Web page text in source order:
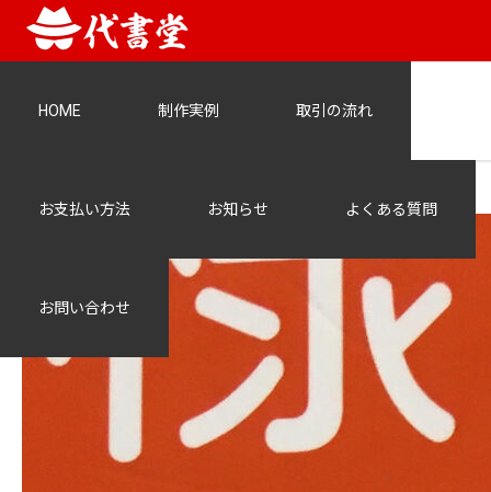
HOME 制作実例 取引の流れ
お支払い方法 お知らせ よくある質問
お問い合わせ